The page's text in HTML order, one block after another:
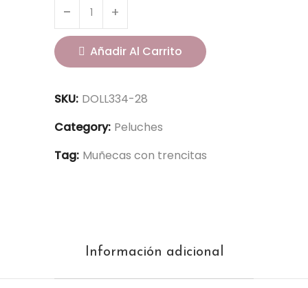
Añadir Al Carrito
SKU: DOLL334-28
Category: Peluches
Tag: Muñecas con trencitas
Información adicional